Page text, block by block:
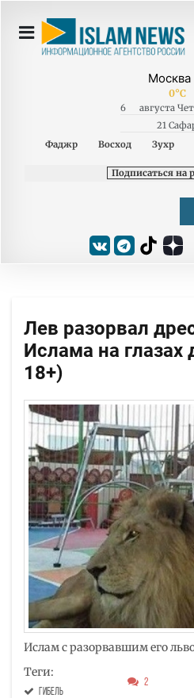
0°C
6 августа
21
Фаджр
Восход Зухр
Подписаться на
Лев разорвал
Ислама на
18+)
Ислам с разорвавшим его
Теги:
гибель
2